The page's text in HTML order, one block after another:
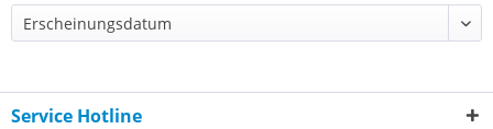
Service Hotline